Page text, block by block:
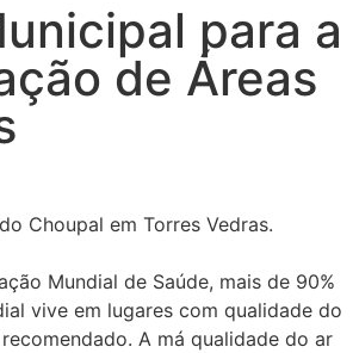
para a
de Áreas
Mundial de Saúde, mais de 90%
vive em lugares com qualidade do
A má qualidade do ar